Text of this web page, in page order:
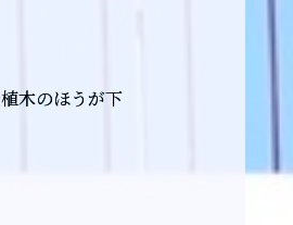
植木のほうが下